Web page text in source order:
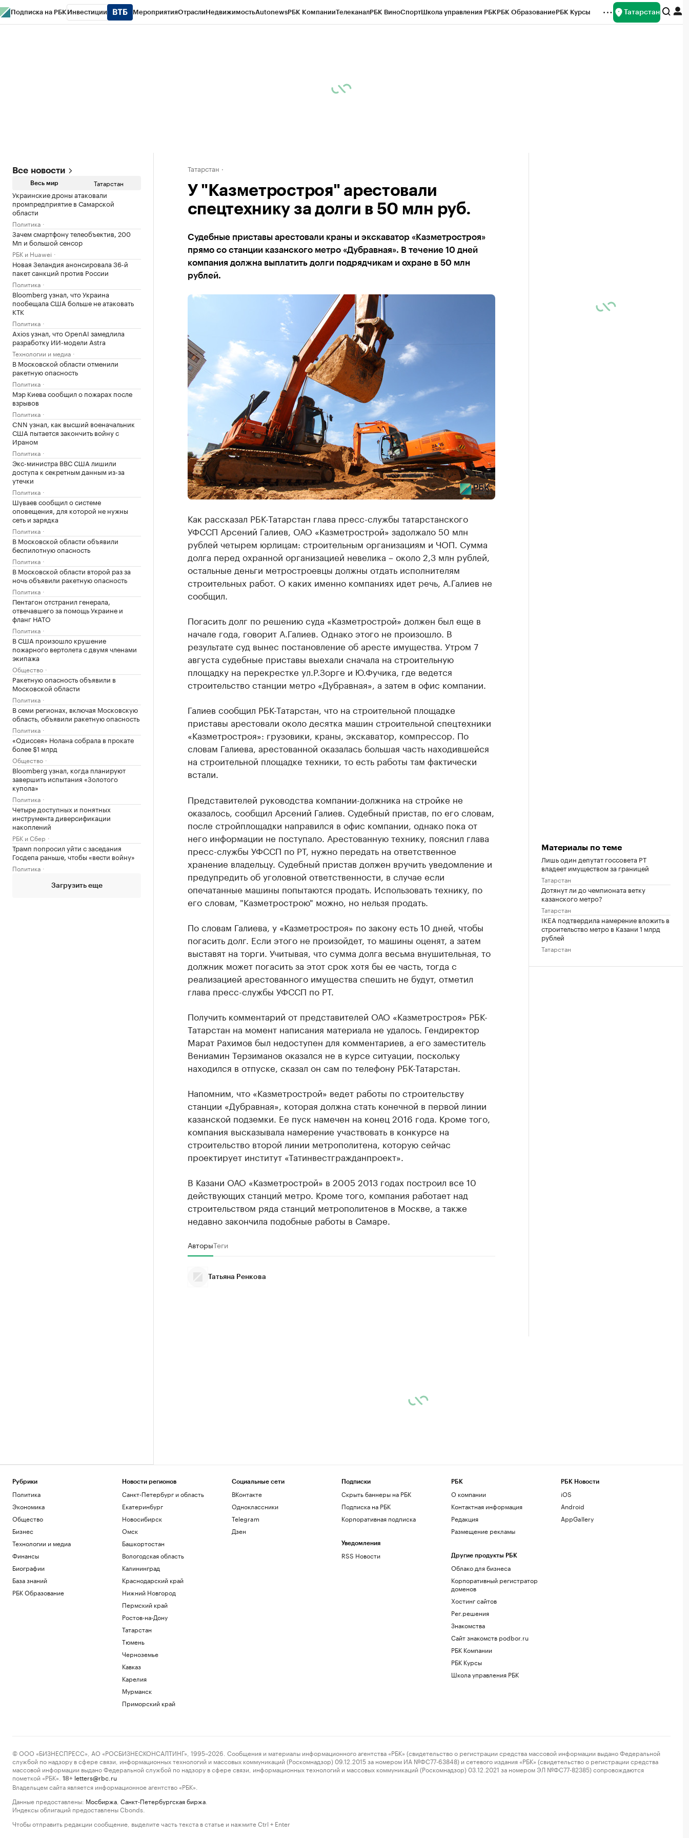
Подписка на РБК Инвестиции МероприятияОтраслиНедвижимостьAutonewsРБК КомпанииТелеканалРБК ВиноСпортШкола управления РБКРБК ОбразованиеРБК Курсы Татарстан
Все новости
Весь мир Татарстан
Украинские дроны атаковали
промпредприятие в Самарской
области
Политика
Зачем смартфону телеобъектив, 200
Мп и большой сенсор
РБК и Huawei
Новая Зеландия анонсировала 36-й
пакет санкций против России
Политика
Bloomberg узнал, что Украина
пообещала США больше не атаковать
КТК
Политика
Axios узнал, что OpenAI замедлила
разработку ИИ-модели Astra
Технологии и медиа
В Московской области отменили
ракетную опасность
Политика
Мэр Киева сообщил о пожарах после
взрывов
Политика
CNN узнал, как высший военачальник
США пытается закончить войну с
Ираном
Политика
Экс-министра ВВС США лишили
доступа к секретным данным из-за
утечки
Политика
Шуваев сообщил о системе
оповещения, для которой не нужны
сеть и зарядка
Политика
В Московской области объявили
беспилотную опасность
Политика
В Московской области второй раз за
ночь объявили ракетную опасность
Политика
Пентагон отстранил генерала,
отвечавшего за помощь Украине и
фланг НАТО
Политика
В США произошло крушение
пожарного вертолета с двумя членами
экипажа
Общество
Ракетную опасность объявили в
Московской области
Политика
В семи регионах, включая Московскую
область, объявили ракетную опасность
Политика
«Одиссея» Нолана собрала в прокате
более $1 млрд
Общество
Bloomberg узнал, когда планируют
завершить испытания «Золотого
купола»
Политика
Четыре доступных и понятных
инструмента диверсификации
накоплений
РБК и Сбер
Трамп попросил уйти с заседания
Госдепа раньше, чтобы «вести войну»
Политика
Загрузить еще
Татарстан
У "Казметростроя" арестовали
спецтехнику за долги в 50 млн руб.
Судебные приставы арестовали краны и экскаватор «Казметростроя»
прямо со станции казанского метро «Дубравная». В течение 10 дней
компания должна выплатить долги подрядчикам и охране в 50 млн
рублей.
Как рассказал РБК-Татарстан глава пресс-службы татарстанского
УФССП Арсений Галиев, ОАО «Казметрострой» задолжало 50 млн
рублей четырем юрлицам: строительным организациям и ЧОП. Сумма
долга перед охранной организацией невелика – около 2,3 млн рублей,
остальные деньги метростроевцы должны отдать исполнителям
строительных работ. О каких именно компаниях идет речь, А.Галиев не
сообщил.
Погасить долг по решению суда «Казметрострой» должен был еще в
начале года, говорит А.Галиев. Однако этого не произошло. В
результате суд вынес постановление об аресте имущества. Утром 7
августа судебные приставы выехали сначала на строительную
площадку на перекрестке ул.Р.Зорге и Ю.Фучика, где ведется
строительство станции метро «Дубравная», а затем в офис компании.
Галиев сообщил РБК-Татарстан, что на строительной площадке
приставы арестовали около десятка машин строительной спецтехники
«Казметростроя»: грузовики, краны, экскаватор, компрессор. По
словам Галиева, арестованной оказалась большая часть находившейся
на строительной площадке техники, то есть работы там фактически
встали.
Представителей руководства компании-должника на стройке не
оказалось, сообщил Арсений Галиев. Судебный пристав, по его словам,
после стройплощадки направился в офис компании, однако пока от
него информации не поступало. Арестованную технику, пояснил глава
пресс-службы УФССП по РТ, нужно передать на ответственное
хранение владельцу. Судебный пристав должен вручить уведомление и
предупредить об уголовной ответственности, в случае если
опечатанные машины попытаются продать. Использовать технику, по
его словам, "Казметрострою" можно, но нельзя продать.
По словам Галиева, у «Казметростроя» по закону есть 10 дней, чтобы
погасить долг. Если этого не произойдет, то машины оценят, а затем
выставят на торги. Учитывая, что сумма долга весьма внушительная, то
должник может погасить за этот срок хотя бы ее часть, тогда с
реализацией арестованного имущества спешить не будут, отметил
глава пресс-службы УФССП по РТ.
Получить комментарий от представителей ОАО «Казметростроя» РБК-
Татарстан на момент написания материала не удалось. Гендиректор
Марат Рахимов был недоступен для комментариев, а его заместитель
Вениамин Терзиманов оказался не в курсе ситуации, поскольку
находился в отпуске, сказал он сам по телефону РБК-Татарстан.
Напомним, что «Казметрострой» ведет работы по строительству
станции «Дубравная», которая должна стать конечной в первой линии
казанской подземки. Ее пуск намечен на конец 2016 года. Кроме того,
компания высказывала намерение участвовать в конкурсе на
строительство второй линии метрополитена, которую сейчас
проектирует институт «Татинвестгражданпроект».
В Казани ОАО «Казметрострой» в 2005 2013 годах построил все 10
действующих станций метро. Кроме того, компания работает над
строительством ряда станций метрополитенов в Москве, а также
недавно закончила подобные работы в Самаре.
АвторыТеги
Татьяна Ренкова
Материалы по теме
Лишь один депутат госсовета РТ
владеет имуществом за границей
Татарстан
Дотянут ли до чемпионата ветку
казанского метро?
Татарстан
IKEA подтвердила намерение вложить в
строительство метро в Казани 1 млрд
рублей
Татарстан
Рубрики
Политика
Экономика
Общество
Бизнес
Технологии и медиа
Финансы
Биографии
База знаний
РБК Образование
Новости регионов
Санкт-Петербург и область
Екатеринбург
Новосибирск
Омск
Башкортостан
Вологодская область
Калининград
Краснодарский край
Нижний Новгород
Пермский край
Ростов-на-Дону
Татарстан
Тюмень
Черноземье
Кавказ
Карелия
Мурманск
Приморский край
Социальные сети
ВКонтакте
Одноклассники
Telegram
Дзен
Подписки
Скрыть баннеры на РБК
Подписка на РБК
Корпоративная подписка
Уведомления
RSS Новости
РБК
О компании
Контактная информация
Редакция
Размещение рекламы
Другие продукты РБК
Облако для бизнеса
Корпоративный регистратор
доменов
Хостинг сайтов
Рег.решения
Знакомства
Сайт знакомств podbor.ru
РБК Компании
РБК Курсы
Школа управления РБК
РБК Новости
iOS
Android
AppGallery
© ООО «БИЗНЕСПРЕСС», АО «РОСБИЗНЕСКОНСАЛТИНГ», 1995–2026. Сообщения и материалы информационного агентства «РБК» (свидетельство о регистрации средства массовой информации выдано Федеральной
службой по надзору в сфере связи, информационных технологий и массовых коммуникаций (Роскомнадзор) 09.12.2015 за номером ИА №ФС77-63848) и сетевого издания «РБК» (свидетельство о регистрации средства
массовой информации выдано Федеральной службой по надзору в сфере связи, информационных технологий и массовых коммуникаций (Роскомнадзор) 03.12.2021 за номером ЭЛ №ФС77-82385) сопровождаются
пометкой «РБК».
18+ letters@rbc.ru
Владельцем сайта является информационное агентство «РБК».
Данные предоставлены: Мосбиржа Санкт-Петербургская биржа
Индексы облигаций предоставлены Cbonds.
Чтобы отправить редакции сообщение, выделите часть текста в статье и нажмите Ctrl + Enter